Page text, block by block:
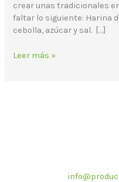
crear unas tradicionales
faltar lo siguiente: Harina
cebolla, azúcar y sal. […]
Leer más »